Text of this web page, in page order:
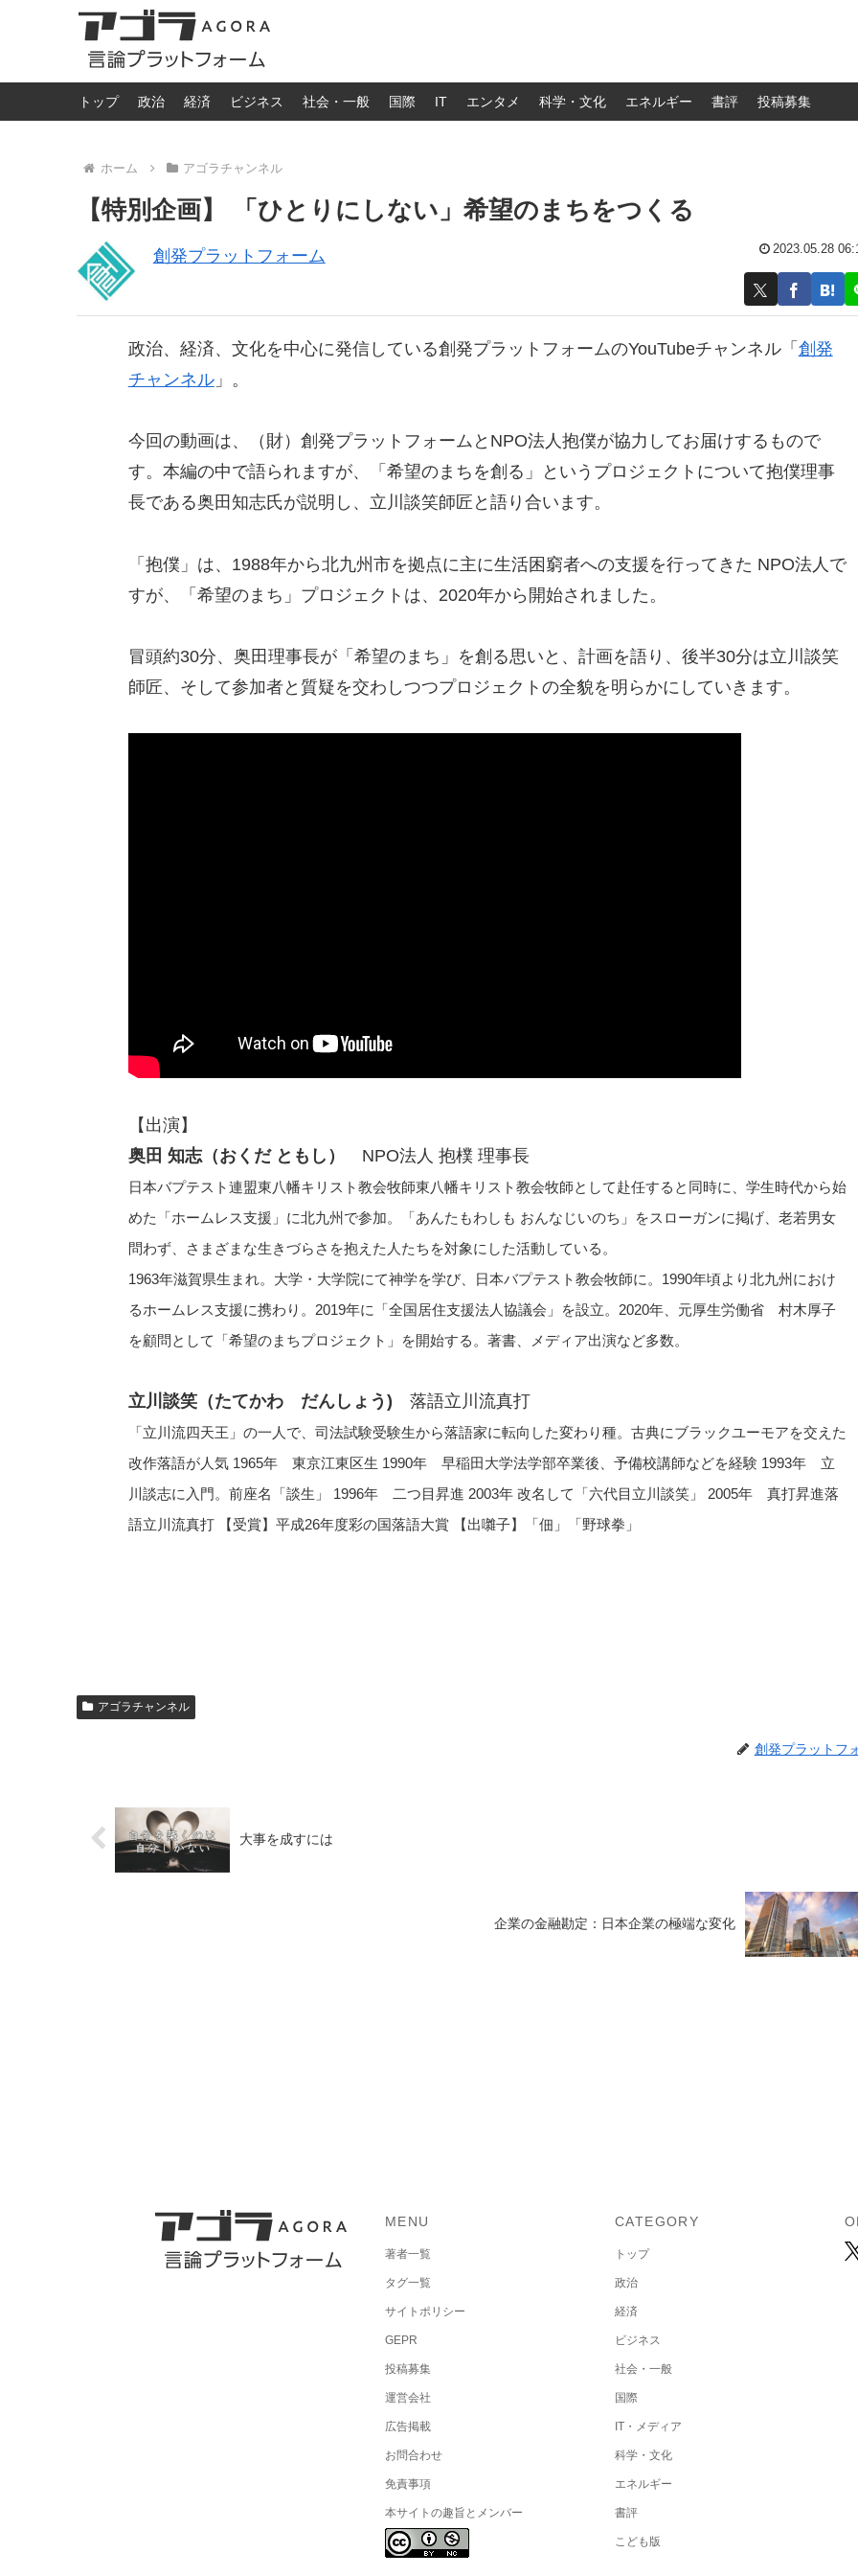
トップ 政治 経済 ビジネス 社会・一般 国際 IT エンタメ 科学・文化 エネルギー 書評 投稿募集
ホーム アゴラチャンネル
【特別企画】 「ひとりにしない」希望のまちをつくる
創発プラットフォーム 2023.05.28
政治、経済、文化を中心に発信している創発プラットフォームのYouTubeチャンネル「 創発
チャンネル」。
今回の動画は、（財）創発プラットフォームとNPO法人抱僕が協力してお届けするもので
す。本編の中で語られますが、「希望のまちを創る」というプロジェクトについて抱僕理事
長である奥田知志氏が説明し、立川談笑師匠と語り合います。
「抱僕」は、1988年から北九州市を拠点に主に生活困窮者への支援を行ってきた NPO法人で
すが、「希望のまち」プロジェクトは、2020年から開始されました。
冒頭約30分、奥田理事長が「希望のまち」を創る思いと、計画を語り、後半30分は立川談笑
師匠、そして参加者と質疑を交わしつつプロジェクトの全貌を明らかにしていきます。
【出演】
奥田 知志（おくだ ともし） NPO法人 抱樸 理事長
日本バプテスト連盟東八幡キリスト教会牧師東八幡キリスト教会牧師として赴任すると同時に、学生時代から始
めた「ホームレス支援」に北九州で参加。「あんたもわしも おんなじいのち」をスローガンに掲げ、老若男女
問わず、さまざまな生きづらさを抱えた人たちを対象にした活動している。
1963年滋賀県生まれ。大学・大学院にて神学を学び、日本バプテスト教会牧師に。1990年頃より北九州におけ
るホームレス支援に携わり。2019年に「全国居住支援法人協議会」を設立。2020年、元厚生労働省 村木厚子
を顧問として「希望のまちプロジェクト」を開始する。著書、メディア出演など多数。
立川談笑（たてかわ だんしょう) 落語立川流真打
「立川流四天王」の一人で、司法試験受験生から落語家に転向した変わり種。古典にブラックユーモアを交えた
改作落語が人気 1965年 東京江東区生 1990年 早稲田大学法学部卒業後、予備校講師などを経験 1993年 立
川談志に入門。前座名「談生」 1996年 二つ目昇進 2003年 改名して「六代目立川談笑」 2005年 真打昇進落
語立川流真打 【受賞】平成26年度彩の国落語大賞 【出囃子】「佃」「野球拳」
アゴラチャンネル
創発プラットフ
大事を成すには
企業の金融勘定：日本企業の極端な変化
MENU
著者一覧
タグ一覧
サイトポリシー
GEPR
投稿募集
運営会社
広告掲載
お問合わせ
免責事項
本サイトの趣旨とメンバー
CATEGORY
トップ
政治
経済
ビジネス
社会・一般
国際
IT・メディア
科学・文化
エネルギー
書評
こども版